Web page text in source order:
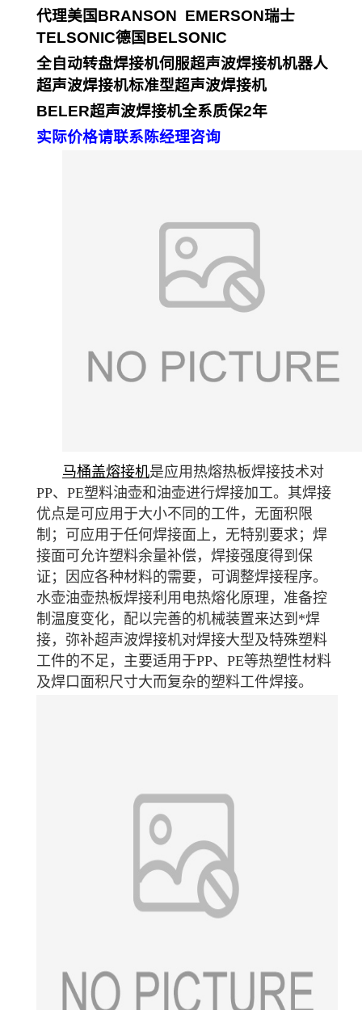
代理美国BRANSON EMERSON瑞士
TELSONIC德国BELSONIC
全自动转盘焊接机伺服超声波焊接机机器人
超声波焊接机标准型超声波焊接机
BELER超声波焊接机全系质保2年
实际价格请联系陈经理咨询
马桶盖熔接机是应用热熔热板焊接技术对
PP、PE塑料油壶和油壶进行焊接加工。其焊接
优点是可应用于大小不同的工件，无面积限
制；可应用于任何焊接面上，无特别要求；焊
接面可允许塑料余量补偿，焊接强度得到保
证；因应各种材料的需要，可调整焊接程序。
水壶油壶热板焊接利用电热熔化原理，准备控
制温度变化，配以完善的机械装置来达到*焊
接，弥补超声波焊接机对焊接大型及特殊塑料
工件的不足，主要适用于PP、PE等热塑性材料
及焊口面积尺寸大而复杂的塑料工件焊接。